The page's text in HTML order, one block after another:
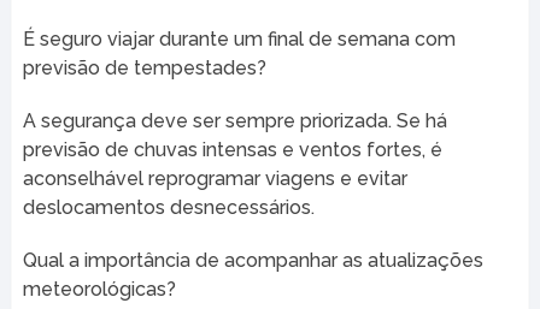
É seguro viajar durante um final de semana com
previsão de tempestades?
A segurança deve ser sempre priorizada. Se há
previsão de chuvas intensas e ventos fortes, é
aconselhável reprogramar viagens e evitar
deslocamentos desnecessários.
Qual a importância de acompanhar as atualizações
meteorológicas?